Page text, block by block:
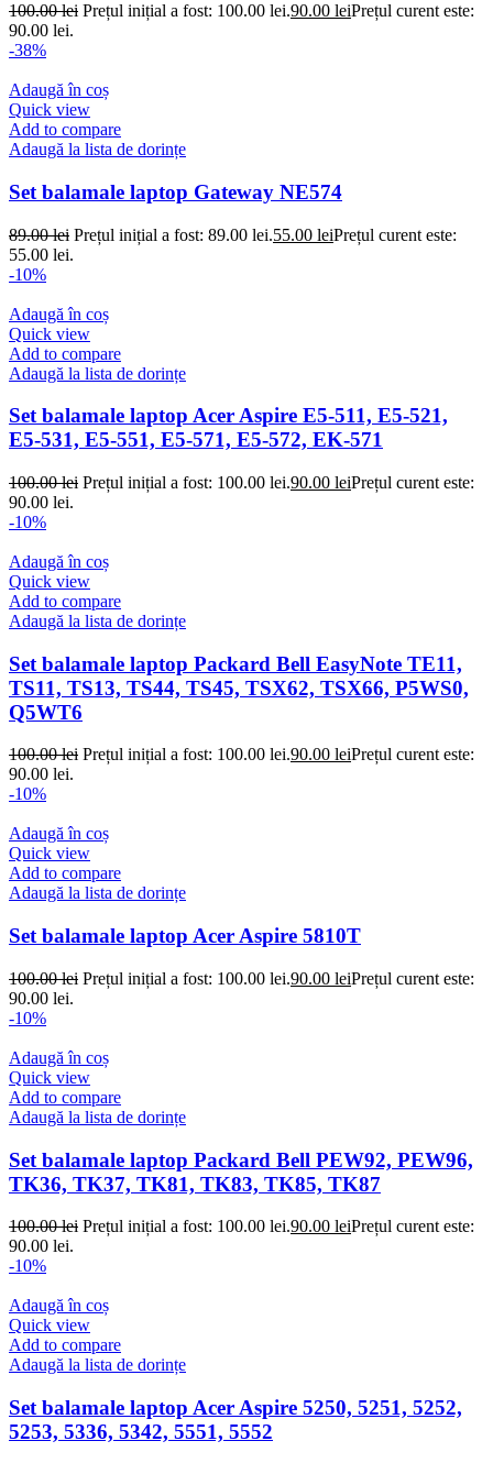
100.00lei Prețul inițial a fost: 100.00 lei.90.00 leiPrețul curent este:
90.00 lei.
-38%
Adaugă în coș
Quick view
Add to compare
Adaugă la lista de dorințe
Set balamale laptop Gateway NE574
89.00lei Prețul inițial a fost: 89.00 lei.55.00 leiPrețul curent este:
55.00 lei.
-10%
Adaugă în coș
Quick view
Add to compare
Adaugă la lista de dorințe
Set balamale laptop Acer Aspire E5-511, E5-521,
E5-531, E5-551, E5-571, E5-572, EK-571
100.00lei Prețul inițial a fost: 100.00 lei.90.00 leiPrețul curent este:
90.00 lei.
-10%
Adaugă în coș
Quick view
Add to compare
Adaugă la lista de dorințe
Set balamale laptop Packard Bell EasyNote TE11,
TS11, TS13, TS44, TS45, TSX62, TSX66, P5WS0,
Q5WT6
100.00lei Prețul inițial a fost: 100.00 lei.90.00 leiPrețul curent este:
90.00 lei.
-10%
Adaugă în coș
Quick view
Add to compare
Adaugă la lista de dorințe
Set balamale laptop Acer Aspire 5810T
100.00lei Prețul inițial a fost: 100.00 lei.90.00 leiPrețul curent este:
90.00 lei.
-10%
Adaugă în coș
Quick view
Add to compare
Adaugă la lista de dorințe
Set balamale laptop Packard Bell PEW92, PEW96,
TK36, TK37, TK81, TK83, TK85, TK87
100.00lei Prețul inițial a fost: 100.00 lei.90.00 leiPrețul curent este:
90.00 lei.
-10%
Adaugă în coș
Quick view
Add to compare
Adaugă la lista de dorințe
Set balamale laptop Acer Aspire 5250, 5251, 5252,
5253, 5336, 5342, 5551, 5552